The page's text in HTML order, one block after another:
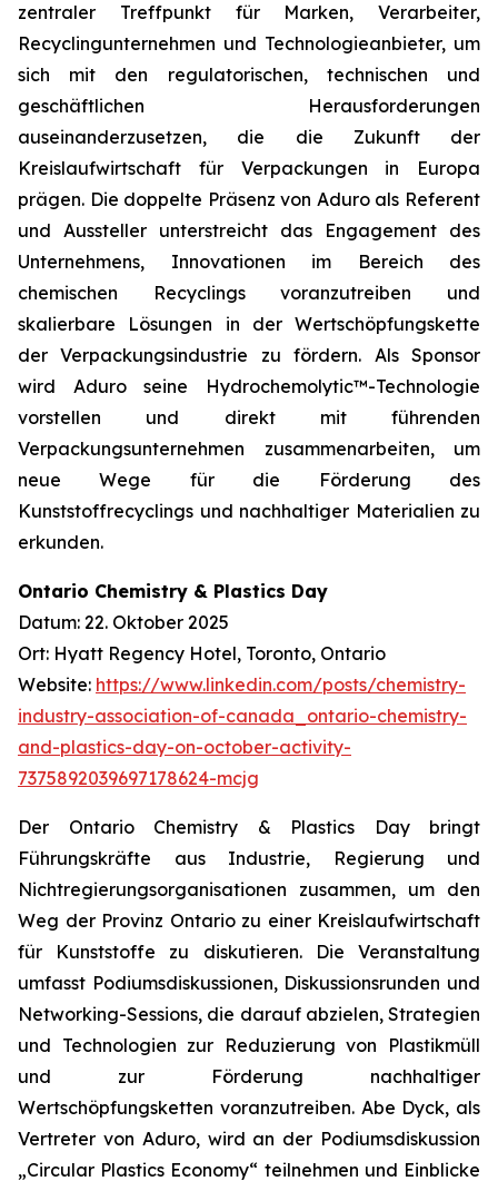
zentraler Treffpunkt für Marken, Verarbeiter,
Recyclingunternehmen und Technologieanbieter, um
sich mit den regulatorischen, technischen und
geschäftlichen Herausforderungen
auseinanderzusetzen, die die Zukunft der
Kreislaufwirtschaft für Verpackungen in Europa
prägen. Die doppelte Präsenz von Aduro als Referent
und Aussteller unterstreicht das Engagement des
Unternehmens, Innovationen im Bereich des
chemischen Recyclings voranzutreiben und
skalierbare Lösungen in der Wertschöpfungskette
der Verpackungsindustrie zu fördern. Als Sponsor
wird Aduro seine Hydrochemolytic™-Technologie
vorstellen und direkt mit führenden
Verpackungsunternehmen zusammenarbeiten, um
neue Wege für die Förderung des
Kunststoffrecyclings und nachhaltiger Materialien zu
erkunden.
Ontario Chemistry & Plastics Day
Datum: 22. Oktober 2025
Ort: Hyatt Regency Hotel, Toronto, Ontario
Website: https://www.linkedin.com/posts/chemistry-
industry-association-of-canada_ontario-chemistry-
and-plastics-day-on-october-activity-
7375892039697178624-mcjg
Der Ontario Chemistry & Plastics Day bringt
Führungskräfte aus Industrie, Regierung und
Nichtregierungsorganisationen zusammen, um den
Weg der Provinz Ontario zu einer Kreislaufwirtschaft
für Kunststoffe zu diskutieren. Die Veranstaltung
umfasst Podiumsdiskussionen, Diskussionsrunden und
Networking-Sessions, die darauf abzielen, Strategien
und Technologien zur Reduzierung von Plastikmüll
und zur Förderung nachhaltiger
Wertschöpfungsketten voranzutreiben. Abe Dyck, als
Vertreter von Aduro, wird an der Podiumsdiskussion
„Circular Plastics Economy“ teilnehmen und Einblicke